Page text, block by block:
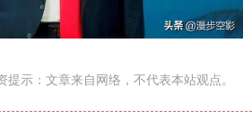
提示：文章来自网络，不代表本站观点。